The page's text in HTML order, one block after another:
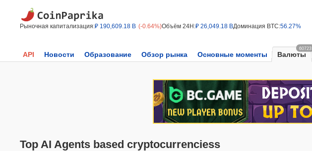
Рыночная капитализация:₽ 190,609.18 B (-0.64%)Объём 24H:₽ 26,049.18 BДоминация BTC:56.27%
API Новости Образование Обзор рынка Основные моменты Валюты
60723
Top AI Agents based cryptocurrenciess